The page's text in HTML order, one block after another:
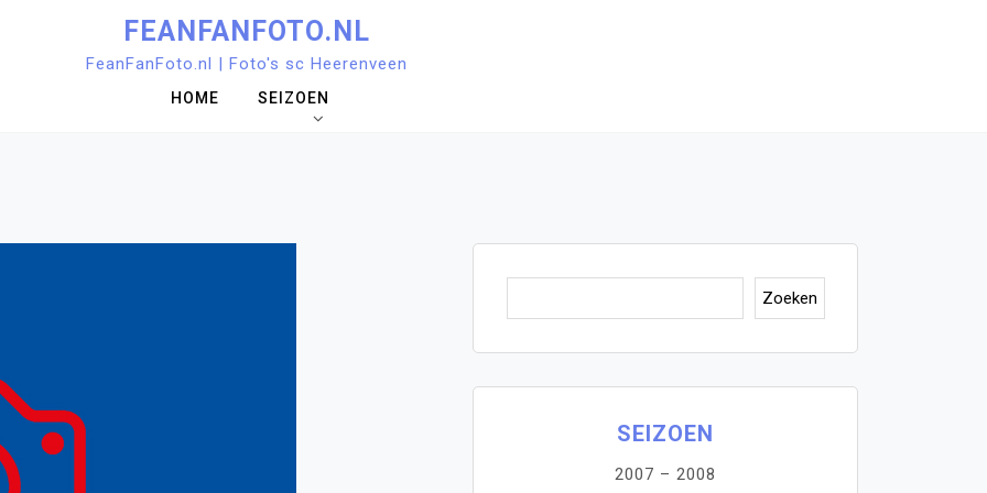
FEANFANFOTO.NL
FeanFanFoto.nl | Foto's sc Heerenveen
HOME SEIZOEN
Zoeken
SEIZOEN
2007 – 2008